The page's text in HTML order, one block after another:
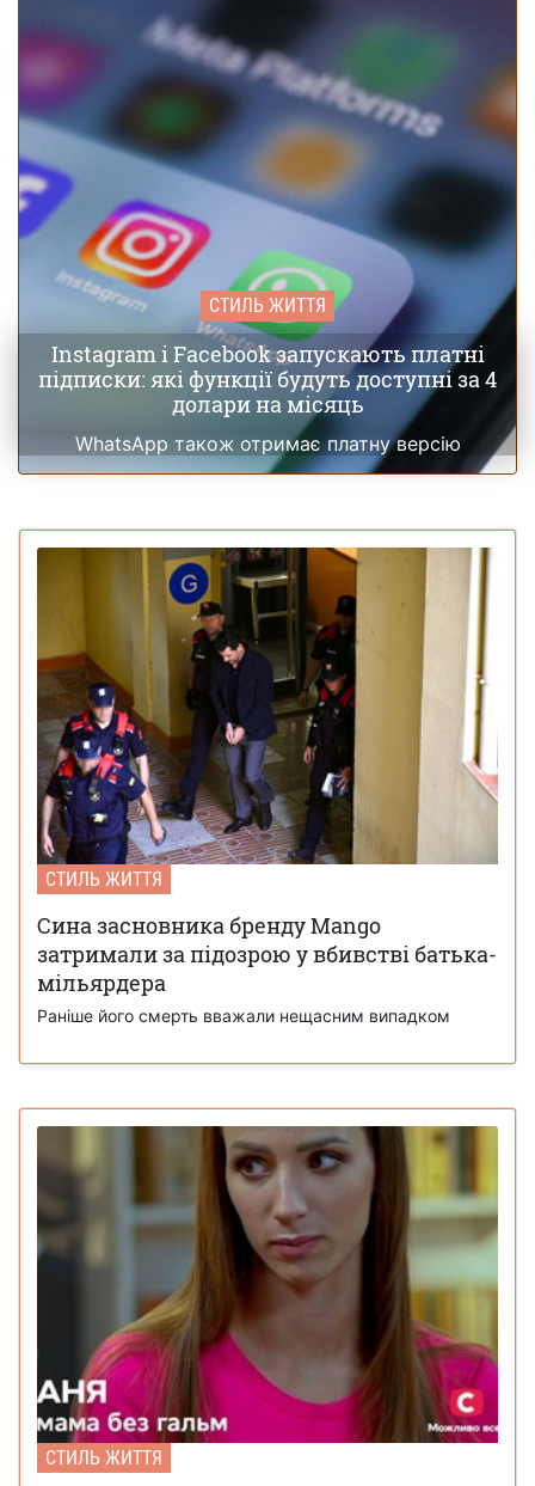
СТИЛЬ ЖИТТЯ
Instagram і Facebook запускають платні
підписки: які функції будуть доступні за 4
долари на місяць
WhatsApp також отримає платну версію
СТИЛЬ ЖИТТЯ
Сина засновника бренду Mango
затримали за підозрою у вбивстві батька-
мільярдера
Раніше його смерть вважали нещасним випадком
СТИЛЬ ЖИТТЯ